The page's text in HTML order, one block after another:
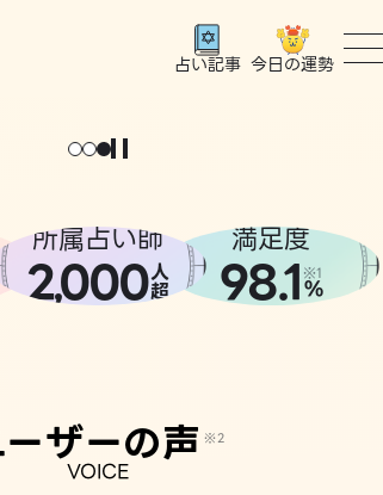
占い記事 今日の運勢
。
所属占い師
2,000人
超
満足度
98.1 ※1
%
ザーの声 ※2
VOICE